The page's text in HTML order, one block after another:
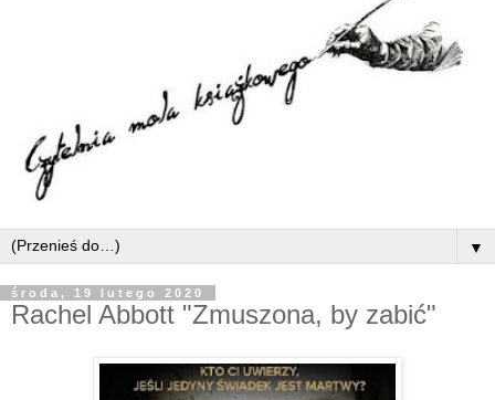
▼
środa, 19 lutego 2020
Rachel Abbott "Zmuszona, by zabić"